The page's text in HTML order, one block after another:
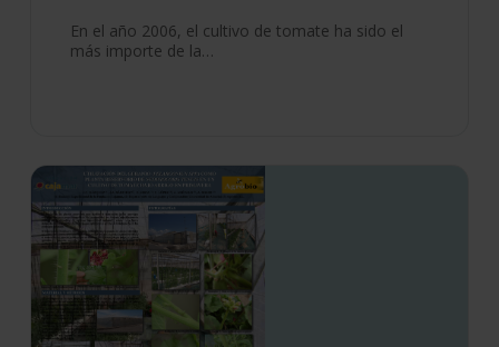
En el año 2006, el cultivo de tomate ha sido el
más importe de la…